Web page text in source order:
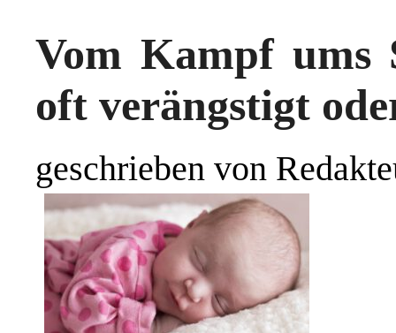
Vom Kampf ums
oft verängstigt
geschrieben von